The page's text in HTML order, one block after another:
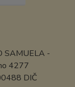
SAMUELA -
4277
DIČ